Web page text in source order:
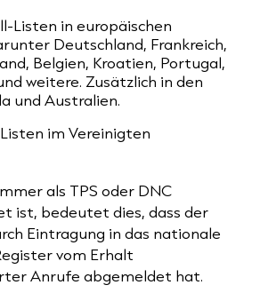
Listen in europäischen
Deutschland, Frankreich,
Belgien, Kroatien, Portugal,
weitere. Zusätzlich in den
und Australien.
im Vereinigten
als TPS oder DNC
ist, bedeutet dies, dass der
Eintragung in das nationale
vom Erhalt
Anrufe abgemeldet hat.